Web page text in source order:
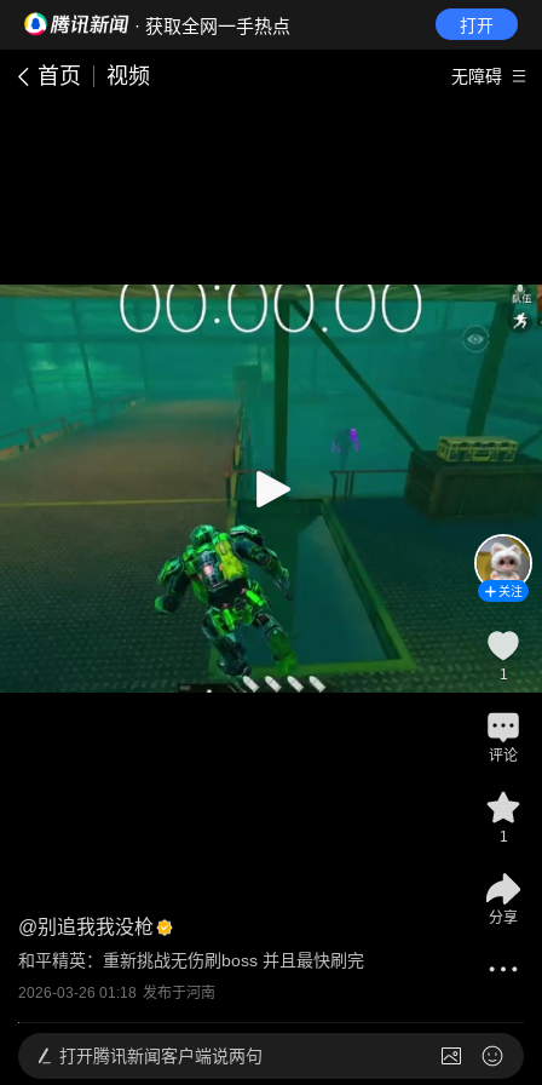
· 获取全网一手热点 打开
首页 视频 无障碍
@别追我我没枪
和平精英：重新挑战无伤刷boss 并且最快刷完
2026-03-26 01:18 发布于河南
关注
1
评论
1
分享
打开腾讯新闻客户端说两句